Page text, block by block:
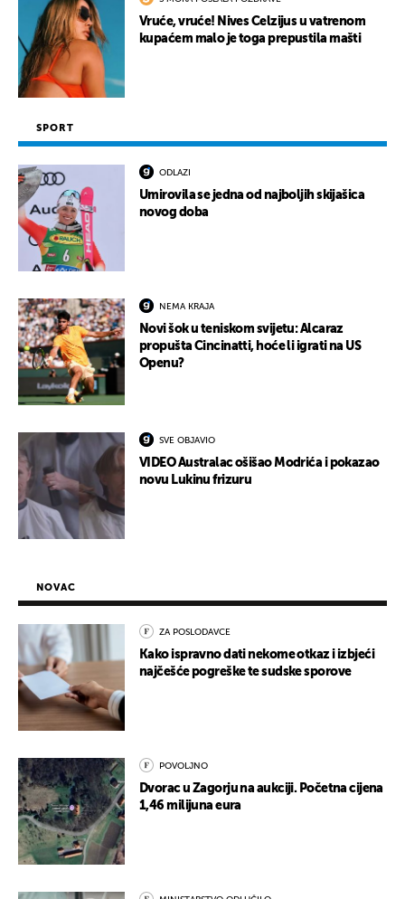
Vruće, vruće! Nives Celzijus u vatrenom
kupaćem malo je toga prepustila mašti
SPORT
ODLAZI
Umirovila se jedna od najboljih skijašica
novog doba
NEMA KRAJA
Novi šok u teniskom svijetu: Alcaraz
propušta Cincinatti, hoće li igrati na US
Openu?
SVE OBJAVIO
VIDEO Australac ošišao Modrića i pokazao
novu Lukinu frizuru
NOVAC
ZA POSLODAVCE
Kako ispravno dati nekome otkaz i izbjeći
najčešće pogreške te sudske sporove
POVOLJNO
Dvorac u Zagorju na aukciji. Početna cijena
1,46 milijuna eura